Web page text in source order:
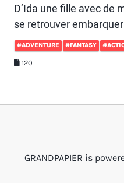
D’Ida une fille avec de
se retrouver
#ADVENTURE #FANTASY
120
GRANDPAPIER is